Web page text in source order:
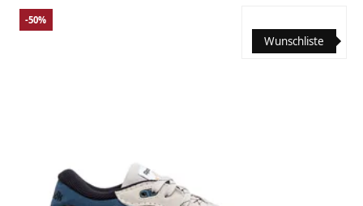
Wunschliste
-50%